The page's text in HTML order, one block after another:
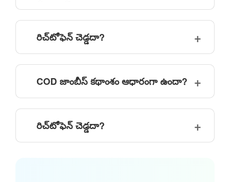
రిచ్‌టోఫెన్ చెడ్డదా?
COD జాంబీస్ కథాంశం ఆధారంగా ఉందా?
రిచ్‌టోఫెన్ చెడ్డదా?